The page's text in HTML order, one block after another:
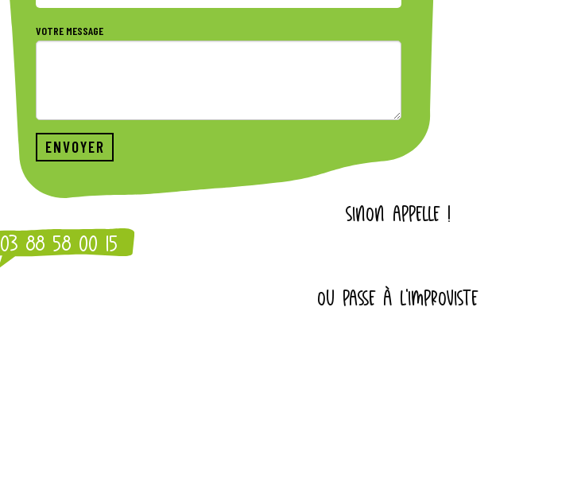
VOTRE MESSAGE
SINON APPELLE !
03 88 58 00 15
OU PASSE À L'IMPROVISTE